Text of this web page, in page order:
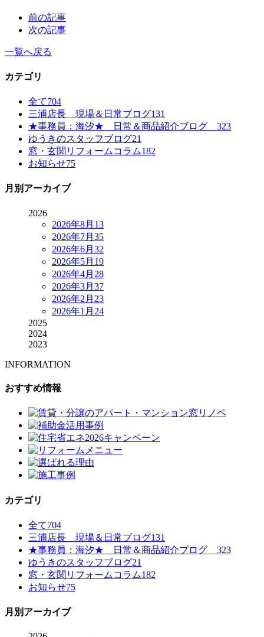
前の記事
次の記事
一覧へ戻る
カテゴリ
全て704
三浦店長 現場＆日常ブログ131
★事務員：海汐★ 日常＆商品紹介ブログ 323
ゆうきのスタッフブログ21
窓・玄関リフォームコラム182
お知らせ75
月別アーカイブ
2026
2026年8月 13
2026年7月 35
2026年6月 32
2026年5月 19
2026年4月 28
2026年3月 37
2026年2月 23
2026年1月 24
2025
2024
2023
INFORMATION
おすすめ情報
カテゴリ
全て704
三浦店長 現場＆日常ブログ131
★事務員：海汐★ 日常＆商品紹介ブログ 323
ゆうきのスタッフブログ21
窓・玄関リフォームコラム182
お知らせ75
月別アーカイブ